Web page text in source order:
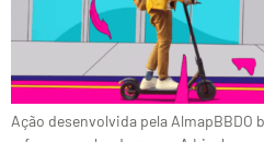
Ação desenvolvida pela AlmapBBDO